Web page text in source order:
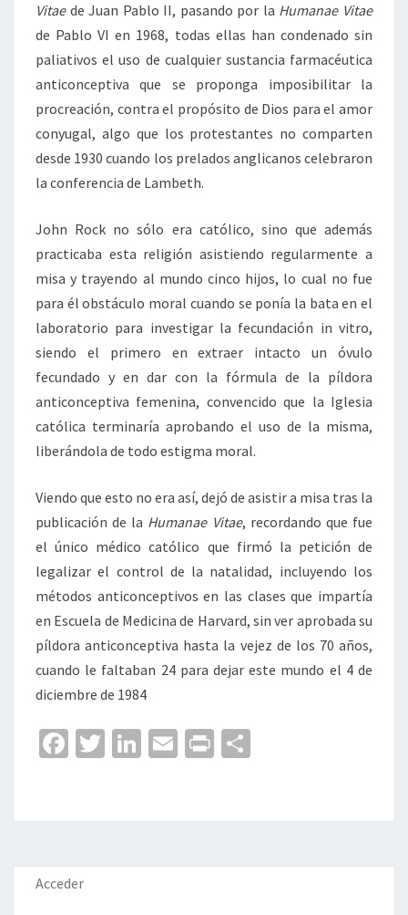
Vitaede Juan Pablo II, pasando por la Humanae Vitae
de Pablo VI en 1968, todas ellas han condenado sin
paliativos el uso de cualquier sustancia farmacéutica
anticonceptiva que se proponga imposibilitar la
procreación, contra el propósito de Dios para el amor
conyugal, algo que los protestantes no comparten
desde 1930 cuando los prelados anglicanos celebraron
la conferencia de Lambeth.
John Rock no sólo era católico, sino que además
practicaba esta religión asistiendo regularmente a
misa y trayendo al mundo cinco hijos, lo cual no fue
para él obstáculo moral cuando se ponía la bata en el
laboratorio para investigar la fecundación in vitro,
siendo el primero en extraer intacto un óvulo
fecundado y en dar con la fórmula de la píldora
anticonceptiva femenina, convencido que la Iglesia
católica terminaría aprobando el uso de la misma,
liberándola de todo estigma moral.
Viendo que esto no era así, dejó de asistir a misa tras la
publicación de la Humanae Vitae, recordando que fue
el único médico católico que firmó la petición de
legalizar el control de la natalidad, incluyendo los
métodos anticonceptivos en las clases que impartía
en Escuela de Medicina de Harvard, sin ver aprobada su
píldora anticonceptiva hasta la vejez de los 70 años,
cuando le faltaban 24 para dejar este mundo el 4 de
diciembre de 1984
Fa
o
o
k
T
er
Li
dI
n
E
l
Pr
p
ar
Acceder